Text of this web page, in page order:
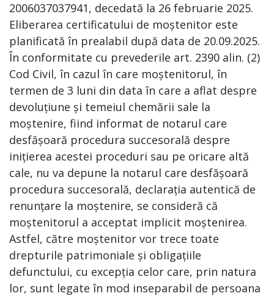
2006037037941, decedată la 26 februarie 2025.
Eliberarea certificatului de moștenitor este
planificată în prealabil după data de 20.09.2025.
În conformitate cu prevederile art. 2390 alin. (2)
Cod Civil, în cazul în care moștenitorul, în
termen de 3 luni din data în care a aflat despre
devoluțiune și temeiul chemării sale la
moștenire, fiind informat de notarul care
desfășoară procedura succesorală despre
inițierea acestei proceduri sau pe oricare altă
cale, nu va depune la notarul care desfășoară
procedura succesorală, declarația autentică de
renunțare la moștenire, se consideră că
moștenitorul a acceptat implicit moștenirea.
Astfel, către moștenitor vor trece toate
drepturile patrimoniale și obligațiile
defunctului, cu excepția celor care, prin natura
lor, sunt legate în mod inseparabil de persoana